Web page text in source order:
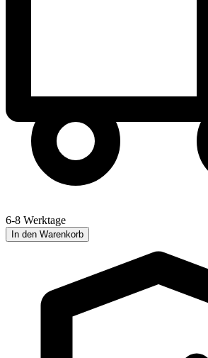
6-8 Werktage
In den Warenkorb